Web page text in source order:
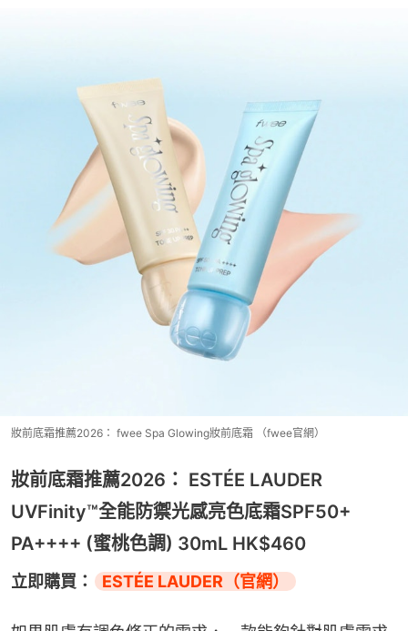
妝前底霜推薦2026： fwee Spa Glowing妝前底霜 （fwee官網）
妝前底霜推薦2026： ESTÉE LAUDER
UVFinity™全能防禦光感亮色底霜SPF50+
PA++++ (蜜桃色調) 30mL HK$460
立即購買： ESTÉE LAUDER（官網）